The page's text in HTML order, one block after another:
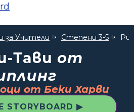
за Учители Степени 3-5
Тави от
от Беки Харви
▶